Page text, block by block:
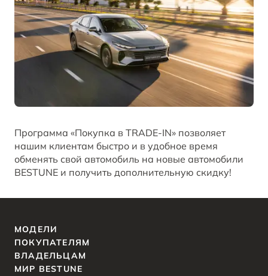
B70
ОТ 2 294 000 ₽*
ОТ 1 798 000 ₽*
Получить предложение
Акции и спецпредложения
Заказать звонок от дилера
Корпоративные продажи
КРЕДИТ И СТРАХОВАНИЕ
Кредитные программы
Руководства по эксплуатации
Клиентская поддержка
Спецпредложения
Новости
СМИ о нас
Правовая информация
BESTUNE В СОЦСЕТЯХ
BESTUNE в VK
BESTUNE в OK
BESTUNE в Telegram
BESTUNE в YouTube
BESTUNE в Яндекс Дзен
Программа «Покупка в TRADE‑IN» позволяет
нашим клиентам быстро и в удобное время
обменять свой автомобиль на новые автомобили
BESTUNE и получить дополнительную скидку!
МОДЕЛИ
ПОКУПАТЕЛЯМ
ВЛАДЕЛЬЦАМ
МИР BESTUNE